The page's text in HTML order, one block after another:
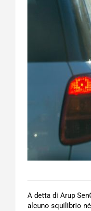
A detta di Arup
alcuno squilibrio